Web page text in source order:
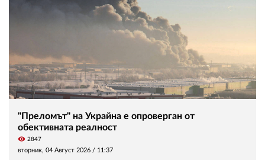
"Преломът" на Украйна е опроверган от
обективната реалност
visibility 2847
вторник, 04 Август 2026 / 11:37